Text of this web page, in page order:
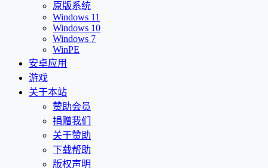
原版系统
Windows 11
Windows 10
Windows 7
WinPE
安卓应用
游戏
关于本站
赞助会员
捐赠我们
关于赞助
下载帮助
版权声明